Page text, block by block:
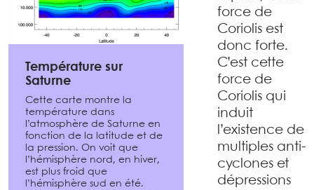
Température sur
Saturne
Cette carte montre la
température dans
l’atmosphère de Saturne en
fonction de la latitude et de
la pression. On voit que
l’hémisphère nord, en hiver,
est plus froid que
l’hémisphère sud en été.
force de
Coriolis est
donc forte.
C’est cette
force de
Coriolis qui
induit
l’existence de
multiples anti-
cyclones et
dépressions